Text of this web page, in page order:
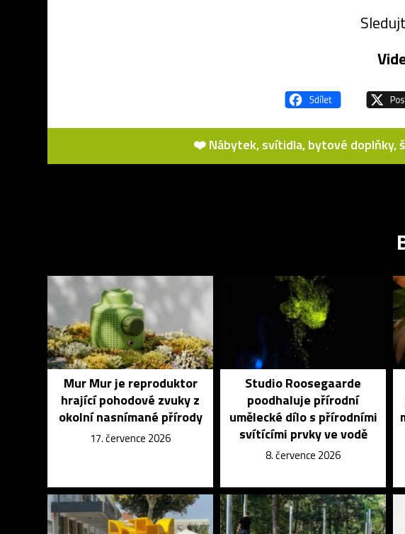
❤️ Nábytek, svítidla, bytové doplňky,
Mur Mur je reproduktor
hrající pohodové zvuky z
okolní nasnímané přírody
17. července 2026
Studio Roosegaarde
poodhaluje přírodní
umělecké dílo s přírodními
svítícími prvky ve vodě
8. července 2026